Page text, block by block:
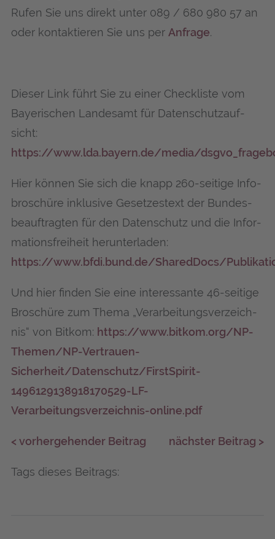
Rufen Sie uns direkt unter 089 / 680 980 57 an
oder kon­tak­tie­ren Sie uns per Anfra­ge.
Die­ser Link führt Sie zu einer Check­lis­te vom
Baye­ri­schen Lan­des­amt für Daten­schutz­auf­
sicht:
https://www.lda.bayern.de/media/
Hier kön­nen Sie sich die knapp 260-sei­ti­ge Info­
bro­schü­re inklu­si­ve Geset­zes­text der Bun­des­
be­auf­trag­ten für den Daten­schutz und die Infor­
ma­ti­ons­frei­heit her­un­ter­la­den:
https://www.bfdi.bund.de/SharedDocs/
Und hier fin­den Sie eine inter­es­san­te 46-sei­ti­ge
Bro­schü­re zum The­ma „Ver­ar­bei­tungs­ver­zeich­
nis“ von Bit­kom: https://www.bitkom.org/NP-
Themen/NP-Vertrauen-
Sicherheit/Datenschutz/FirstSpirit-
1496129138918170529-LF-
Verarbeitungsverzeichnis-online.pdf
< vorhergehender Beitrag nächster Beitrag >
Tags dieses Beitrags: